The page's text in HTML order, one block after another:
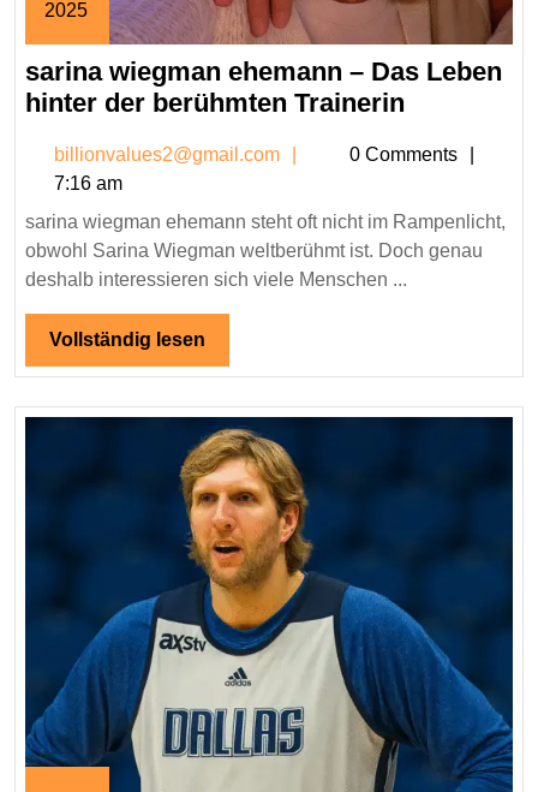
2025
November
27,
2025
sarina wiegman ehemann – Das Leben
hinter der berühmten Trainerin
ehemann
Das
Leben
hinter
Trainerin
billionvalues2@gmail.com
0 Comments
7:16 am
sarina wiegman ehemann steht oft nicht im Rampenlicht,
obwohl Sarina Wiegman weltberühmt ist. Doch genau
deshalb interessieren sich viele Menschen ...
Vollständig lesen
lesen